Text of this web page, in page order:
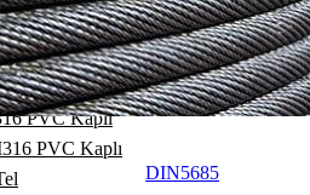
DIN5685
PVC Kaplı
PVC Kaplı
PVC Kaplı
PVC Kaplı